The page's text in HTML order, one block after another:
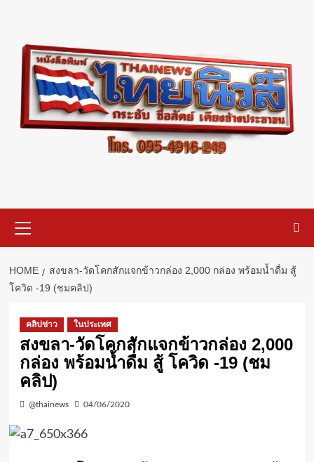
content
Menu
HOME
สงขลา-วัดโคกสักแจกข้าวกล่อง 2,000 กล่อง พร้อมน้ำดื่ม สู้
โควิด -19 (ชมคลิป)
คลิปข่าว ในประเทศ
สงขลา-วัดโคกสักแจกข้าวกล่อง 2,000
กล่อง พร้อมน้ำดื่ม สู้ โควิด -19 (ชม
คลิป)
@thainews 04/06/2020